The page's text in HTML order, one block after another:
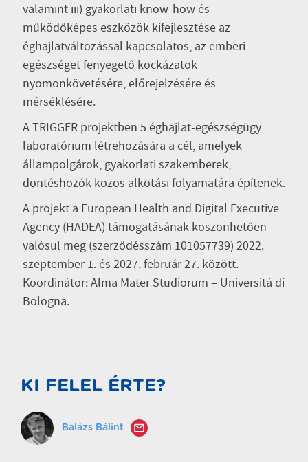
valamint iii) gyakorlati know-how és
működőképes eszközök kifejlesztése az
éghajlatváltozással kapcsolatos, az emberi
egészséget fenyegető kockázatok
nyomonkövetésére, előrejelzésére és
mérséklésére.
A TRIGGER projektben 5 éghajlat-egészségügy
laboratórium létrehozására a cél, amelyek
állampolgárok, gyakorlati szakemberek,
döntéshozók közös alkotási folyamatára építenek.
A projekt a European Health and Digital Executive
Agency (HADEA) támogatásának köszönhetően
valósul meg (szerződésszám 101057739) 2022.
szeptember 1. és 2027. február 27. között.
Koordinátor: Alma Mater Studiorum – Universitá di
Bologna.
KI FELEL ÉRTE?
Balázs Bálint